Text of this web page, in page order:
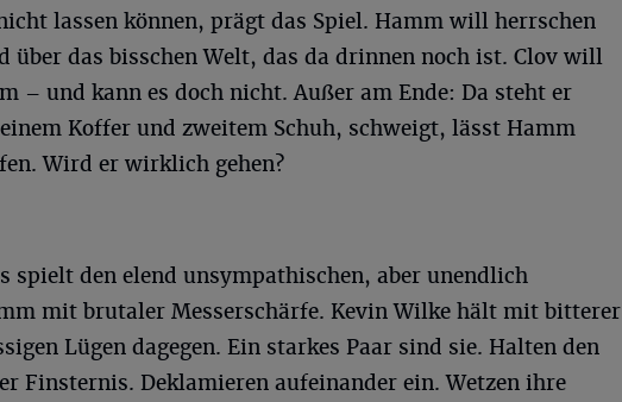
lassen können, prägt das Spiel. Hamm will herrschen
über das bisschen Welt, das da drinnen noch ist. Clov will
– und kann es doch nicht. Außer am Ende: Da steht er
Koffer und zweitem Schuh, schweigt, lässt Hamm
Wird er wirklich gehen?
spielt den elend unsympathischen, aber unendlich
mit brutaler Messerschärfe. Kevin Wilke hält mit bitterer
Lügen dagegen. Ein starkes Paar sind sie. Halten den
Finsternis. Deklamieren aufeinander ein. Wetzen ihre